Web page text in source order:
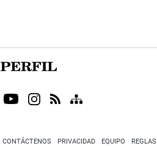
CONTÁCTENOS PRIVACIDAD EQUIPO